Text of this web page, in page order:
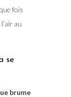
fois
au
se
brume